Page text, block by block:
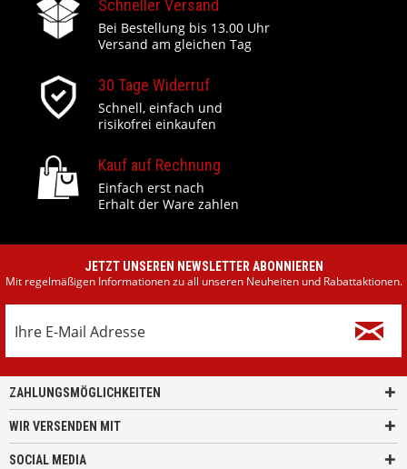
Schneller Versand
Bei Bestellung bis 13.00 Uhr
Versand am gleichen Tag
30 Tage Widerruf
Schnell, einfach und
risikofrei einkaufen
Kauf auf Rechnung
Einfach erst nach
Erhalt der Ware zahlen
JETZT UNSEREN NEWSLETTER ABONNIEREN
Mit regelmäßigen Informationen zu all unseren Neuheiten und Rabattaktionen.
ZAHLUNGSMÖGLICHKEITEN
WIR VERSENDEN MIT
SOCIAL MEDIA